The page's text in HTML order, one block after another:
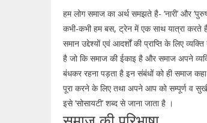
हम लोग समाज का अर्थ समझते है- ‘नारी’ और
कभी-कभी हम बस, ट्रेन में एक साथ यात्रा करते
समान उद्देश्यों एवं आदर्शों की प्राप्ति के लिए
है जो कि समाज की ईकाइ है और समाज अपने
बंधकर रहना पड़ता है इन संबंधों को ही समाज
पूरा करने के लिए तथा अपने आप को सम्पूर्ण व
इसे ‘सोसायटी’ शब्द से जाना जाता है ।